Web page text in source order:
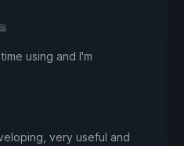
using and I'm
very useful and